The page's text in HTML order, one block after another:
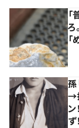
ろ
「
孫
→
ン
ず